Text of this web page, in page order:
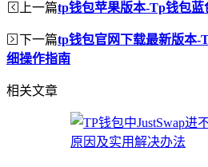
上一篇tp钱包苹果版本-Tp钱包蓝
下一篇tp钱包官网下载最新版本-
细操作指南
相关文章